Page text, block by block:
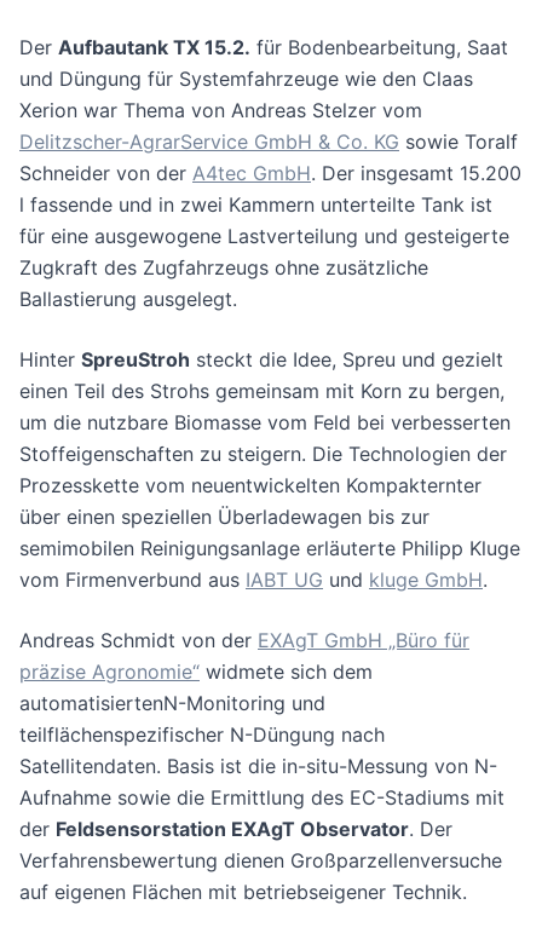
Der Aufbautank TX 15.2. für Bodenbearbeitung, Saat
und Düngung für Systemfahrzeuge wie den Claas
Xerion war Thema von Andreas Stelzer vom
Delitzscher-AgrarService GmbH & Co. KG sowie Toralf
Schneider von der A4tec GmbH. Der insgesamt 15.200
l fassende und in zwei Kammern unterteilte Tank ist
für eine ausgewogene Lastverteilung und gesteigerte
Zugkraft des Zugfahrzeugs ohne zusätzliche
Ballastierung ausgelegt.
Hinter SpreuStroh steckt die Idee, Spreu und gezielt
einen Teil des Strohs gemeinsam mit Korn zu bergen,
um die nutzbare Biomasse vom Feld bei verbesserten
Stoffeigenschaften zu steigern. Die Technologien der
Prozesskette vom neuentwickelten Kompakternter
über einen speziellen Überladewagen bis zur
semimobilen Reinigungsanlage erläuterte Philipp Kluge
vom Firmenverbund aus IABT UG und kluge GmbH.
Andreas Schmidt von der EXAgT GmbH „Büro für
präzise Agronomie“ widmete sich dem
automatisiertenN-Monitoring und
teilflächenspezifischer N-Düngung nach
Satellitendaten. Basis ist die in-situ-Messung von N-
Aufnahme sowie die Ermittlung des EC-Stadiums mit
der Feldsensorstation EXAgT Observator. Der
Verfahrensbewertung dienen Großparzellenversuche
auf eigenen Flächen mit betriebseigener Technik.